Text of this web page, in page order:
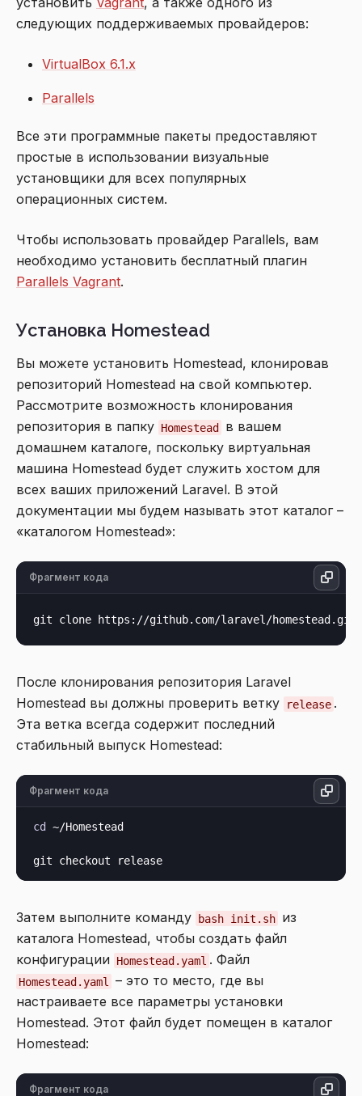
следующих поддерживаемых провайдеров:
VirtualBox 6.1.x
Parallels
Все эти программные пакеты предоставляют
простые в использовании визуальные
установщики для всех популярных
операционных систем.
Чтобы использовать провайдер Parallels, вам
необходимо установить бесплатный плагин
Parallels Vagrant.
Установка Homestead
Вы можете установить Homestead, клонировав
репозиторий Homestead на свой компьютер.
Рассмотрите возможность клонирования
репозитория в папку Homestead в вашем
домашнем каталоге, поскольку виртуальная
машина Homestead будет служить хостом для
всех ваших приложений Laravel. В этой
документации мы будем называть этот каталог –
«каталогом Homestead»:
Фрагмент кода
После клонирования репозитория Laravel
Homestead вы должны проверить ветку
release .
Эта ветка всегда содержит последний
стабильный выпуск Homestead:
Фрагмент кода
cd ~/Homestead
Затем выполните команду bash init.sh из
каталога Homestead, чтобы создать файл
конфигурации Homestead.yaml . Файл
Homestead.yaml
– это то место, где вы
настраиваете все параметры установки
Homestead. Этот файл будет помещен в каталог
Homestead:
Фрагмент кода